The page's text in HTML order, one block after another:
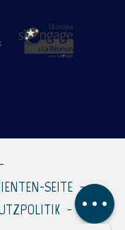
Kommentare
SEITE